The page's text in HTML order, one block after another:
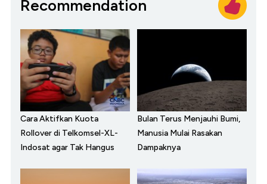
Recommendation
Cara Aktifkan Kuota
Rollover di Telkomsel-XL-
Indosat agar Tak Hangus
Bulan Terus Menjauhi Bumi,
Manusia Mulai Rasakan
Dampaknya